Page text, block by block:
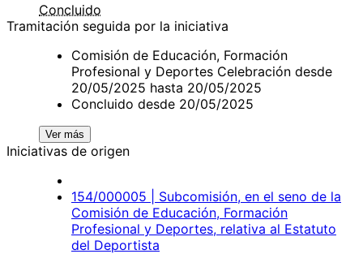
Concluido
Tramitación seguida por la iniciativa
Comisión de Educación, Formación
Profesional y Deportes Celebración desde
20/05/2025 hasta 20/05/2025
Concluido desde 20/05/2025
Ver más
Iniciativas de origen
154/000005 | Subcomisión, en el seno de la
Comisión de Educación, Formación
Profesional y Deportes, relativa al Estatuto
del Deportista